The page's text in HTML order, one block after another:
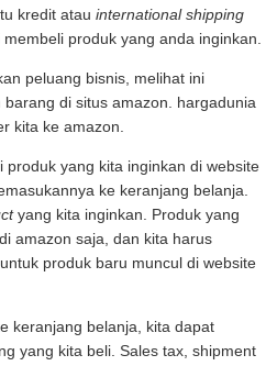
kredit atau international shipping
produk yang anda inginkan.
peluang bisnis, melihat ini
di situs amazon. hargadunia
kita ke amazon.
yang kita inginkan di website
ke keranjang belanja.
yang kita inginkan. Produk yang
amazon saja, dan kita harus
produk baru muncul di website
keranjang belanja, kita dapat
yang kita beli. Sales tax, shipment